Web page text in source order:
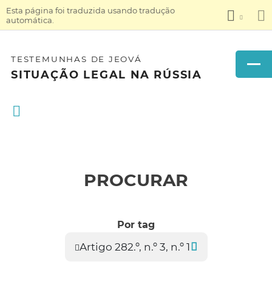
Esta página foi traduzida usando tradução
automática.
TESTEMUNHAS DE JEOVÁ
SITUAÇÃO LEGAL NA RÚSSIA
PROCURAR
Por tag
Artigo 282.º, n.º 3, n.º 1